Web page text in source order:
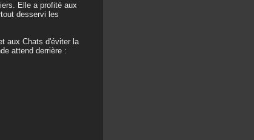
Elle a profité aux
desservi les
aux Chats d'éviter la
attend derrière :